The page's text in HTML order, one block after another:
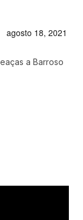
agosto 18, 2021